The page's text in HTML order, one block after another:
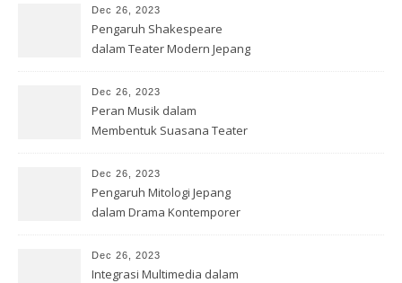
Dec 26, 2023
Pengaruh Shakespeare
dalam Teater Modern Jepang
Dec 26, 2023
Peran Musik dalam
Membentuk Suasana Teater
Dec 26, 2023
Pengaruh Mitologi Jepang
dalam Drama Kontemporer
Dec 26, 2023
Integrasi Multimedia dalam